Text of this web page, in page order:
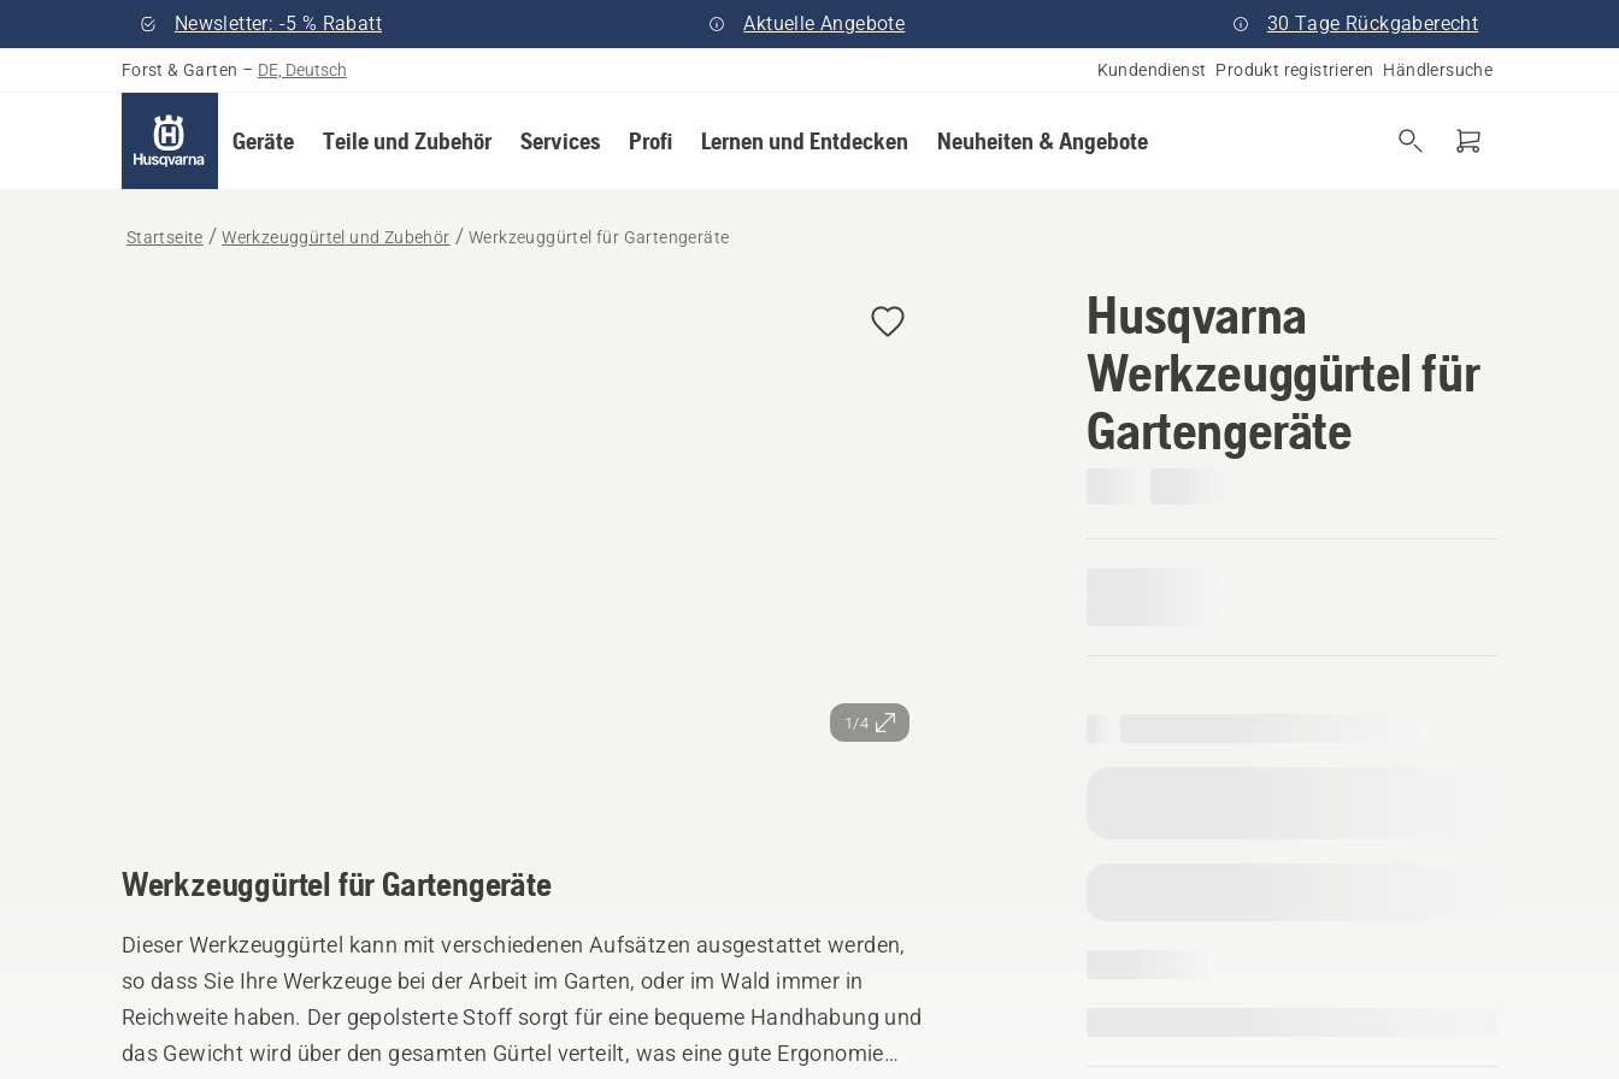
Newsletter: -5 % Rabatt Aktuelle Angebote 30 Tage Rückgaberecht
Forst & Garten – DE, Deutsch Kundendienst Produkt registrieren Händlersuche
Geräte Teile und Zubehör Services Profi Lernen und Entdecken Neuheiten & Angebote
Startseite Werkzeuggürtel und Zubehör Werkzeuggürtel für Gartengeräte
1/4
Husqvarna
Werkzeuggürtel für
Gartengeräte
Werkzeuggürtel für Gartengeräte
Dieser Werkzeuggürtel kann mit verschiedenen Aufsätzen ausgestattet werden,
so dass Sie Ihre Werkzeuge bei der Arbeit im Garten, oder im Wald immer in
Reichweite haben. Der gepolsterte Stoff sorgt für eine bequeme Handhabung und
das Gewicht wird über den gesamten Gürtel verteilt, was eine gute Ergonomie